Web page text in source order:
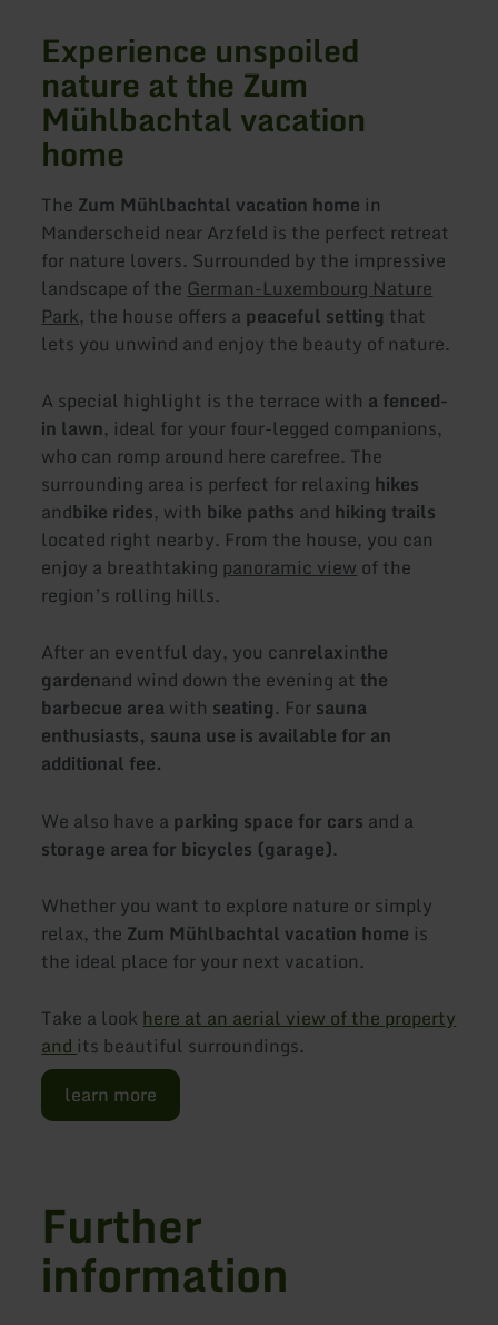
Experience unspoiled
nature at the Zum
Mühlbachtal vacation
home
The Zum Mühlbachtal vacation home in
Manderscheid near Arzfeld is the perfect retreat
for nature lovers. Surrounded by the impressive
landscape of the German-Luxembourg Nature
Park, the house offers a peaceful setting that
lets you unwind and enjoy the beauty of nature.
A special highlight is the terrace with a fenced-
in lawn, ideal for your four-legged companions,
who can romp around here carefree. The
surrounding area is perfect for relaxing hikes
andbike rides, with bike paths and hiking trails
located right nearby. From the house, you can
enjoy a breathtaking panoramic view of the
region’s rolling hills.
After an eventful day, you canrelaxinthe
gardenand wind down the evening at the
barbecue areawith seating. Forsauna
enthusiasts, sauna use is available for an
additional fee.
We also have a parking space for cars and a
storage area for bicycles (garage).
Whether you want to explore nature or simply
relax, the Zum Mühlbachtal vacation home is
the ideal place for your next vacation.
Take a lookhere at an aerial view of the property
andits beautiful surroundings.
learn more
Further
information